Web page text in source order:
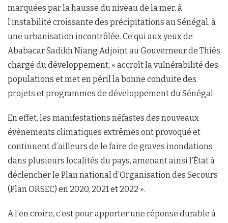
marquées par la hausse du niveau de la mer, à
l’instabilité croissante des précipitations au Sénégal, à
une urbanisation incontrôlée. Ce qui aux yeux de
Ababacar Sadikh Niang Adjoint au Gouverneur de Thiès
chargé du développement, « accroît la vulnérabilité des
populations et met en péril la bonne conduite des
projets et programmes de développement du Sénégal.
En effet, les manifestations néfastes des nouveaux
évènements climatiques extrêmes ont provoqué et
continuent d’ailleurs de le faire de graves inondations
dans plusieurs localités du pays, amenant ainsi l’État à
déclencher le Plan national d’Organisation des Secours
(Plan ORSEC) en 2020, 2021 et 2022 ».
A l’en croire, c’est pour apporter une réponse durable à